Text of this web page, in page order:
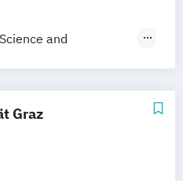
and
Geophysics
Ceramics
Graz